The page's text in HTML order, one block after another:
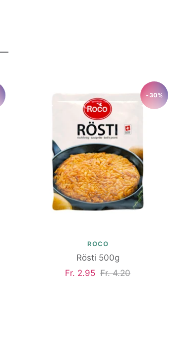
-30%
ROCO
Rösti 500g
Angebotspreis
Fr. 2.95 Regulärer
Fr. 4.20